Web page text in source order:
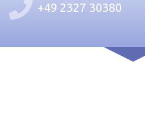
+49 2327 30380